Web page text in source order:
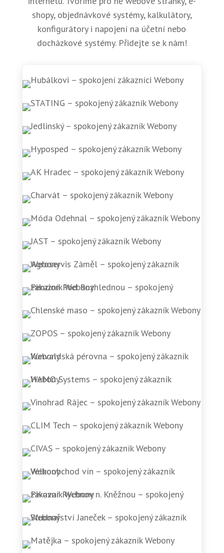
shopy, objednávkové systémy, kalkulátory,
konfigurátory i napojení na účetní nebo
docházkové systémy. Přidejte se k nám!